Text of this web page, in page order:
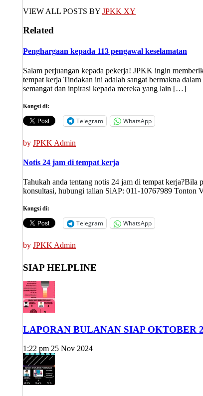
VIEW ALL POSTS BY JPKK XY
Related
Penghargaan kepada 113 pengawal keselamatan
Salam perjuangan kepada pekerja! JPKK ingin
tempat kerja Tindakan ini adalah sangat bermakna
semangat dan inpirasi kepada mereka yang lain […]
Kongsi di:
Telegram WhatsApp
by JPKK Admin
Notis 24 jam di tempat kerja
Tahukah anda tentang notis 24 jam di tempat
konsultasi, hubungi talian SiAP: 011-10767989 Tonton
Kongsi di:
Telegram WhatsApp
by JPKK Admin
SIAP HELPLINE
LAPORAN BULANAN SIAP OKTOBER
1:22 pm 25 Nov 2024